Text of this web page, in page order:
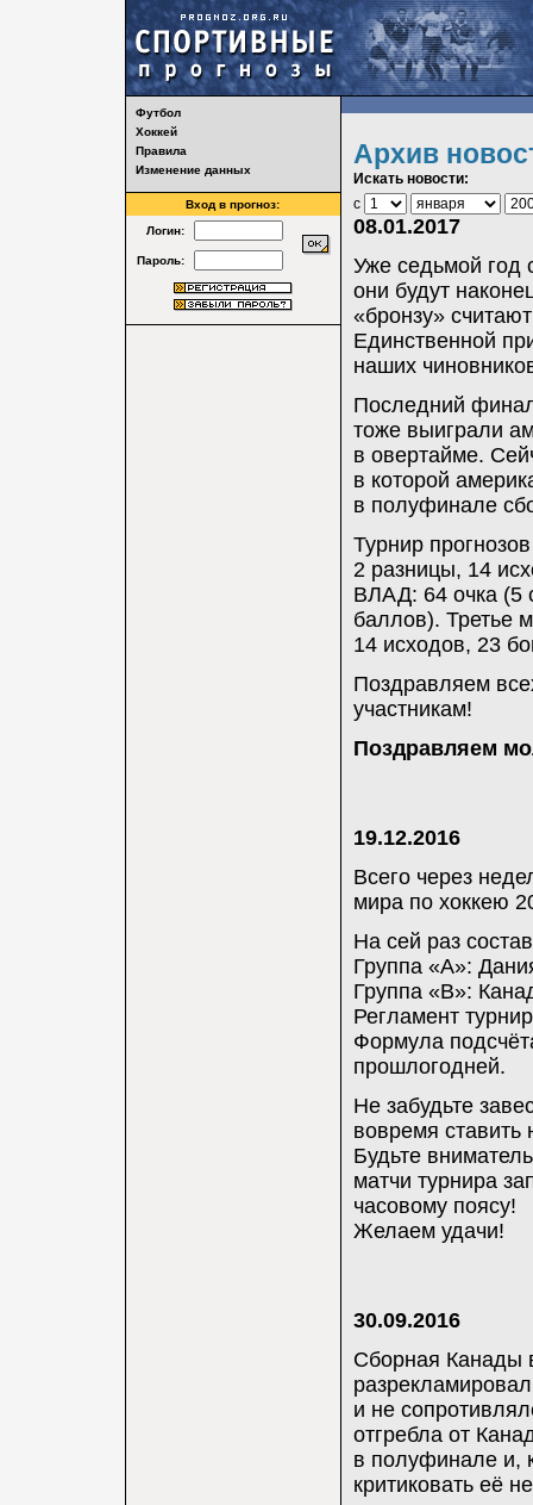
Футбол
Хоккей
Правила
Изменение данных
Вход в прогноз:
Логин:
Пароль:
Архив
Искать новости:
с
08.01.2017
Уже седьмой год
они будут
«бронзу»
Единственной
наших
Последний
тоже выиграли
в овертайме.
в которой
в полуфинале
Турнир
2 разницы, 14
ВЛАД: 64 очка (5
баллов). Третье
14 исходов, 23
Поздравляем
участникам!
Поздравляем
19.12.2016
Всего через
мира по хоккею
На сей раз
Группа «A»:
Группа «B»:
Регламент
Формула
прошлогодней.
Не забудьте
вовремя ставить
Будьте
матчи турнира
часовому поясу!
Желаем удачи!
30.09.2016
Сборная Канады
и не
отгребла от
в полуфинале и,
критиковать её